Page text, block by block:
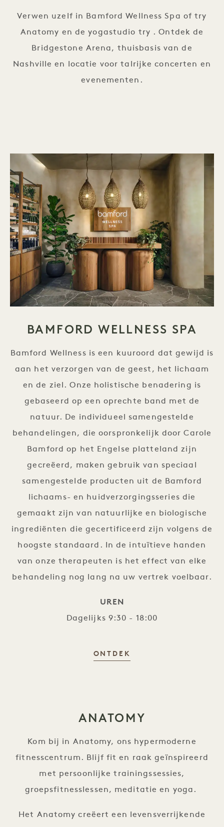
Verwen uzelf in Bamford Wellness Spa of try
Anatomy en de yogastudio try . Ontdek de
Bridgestone Arena, thuisbasis van de
Nashville en locatie voor talrijke concerten en
evenementen.
BAMFORD WELLNESS SPA
Bamford Wellness is een kuuroord dat gewijd is
aan het verzorgen van de geest, het lichaam
en de ziel. Onze holistische benadering is
gebaseerd op een oprechte band met de
natuur. De individueel samengestelde
behandelingen, die oorspronkelijk door Carole
Bamford op het Engelse platteland zijn
gecreëerd, maken gebruik van speciaal
samengestelde producten uit de Bamford
lichaams- en huidverzorgingsseries die
gemaakt zijn van natuurlijke en biologische
ingrediënten die gecertificeerd zijn volgens de
hoogste standaard. In de intuïtieve handen
van onze therapeuten is het effect van elke
behandeling nog lang na uw vertrek voelbaar.
UREN
Dagelijks 9:30 - 18:00
ONTDEK
ANATOMY
Kom bij in Anatomy, ons hypermoderne
fitnesscentrum. Blijf fit en raak geïnspireerd
met persoonlijke trainingssessies,
groepsfitnesslessen, meditatie en yoga.
Het Anatomy creëert een levensverrijkende